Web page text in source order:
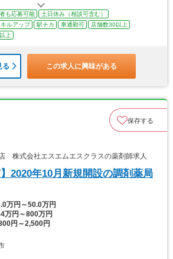
も応募可能
土日休み（相談可含む）
キルアップ 駅チカ 車通勤可
店舗数30以上
上
る この求人に興味がある
保存する
株式会社エスエムエスクラスの薬剤師求人
】2020年10月新規開設の調剤薬局
万円～50.0万円
万円～800万円
円～2,500円